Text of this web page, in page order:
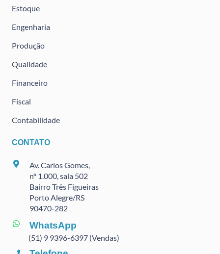
Estoque
Engenharia
Produção
Qualidade
Financeiro
Fiscal
Contabilidade
CONTATO
Av. Carlos Gomes,
nº 1.000, sala 502
Bairro Três Figueiras
Porto Alegre/RS
90470-282
WhatsApp
(51) 9 9396-6397 (Vendas)